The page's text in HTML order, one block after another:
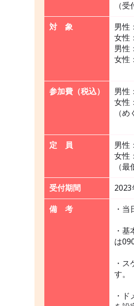
（
対 象
男性
女性
男性
女性
参加費（税込）
男性
女性
（
定 員
男
女性
（
受付期間 2023
備 考 ・
・
は
・
す。
・